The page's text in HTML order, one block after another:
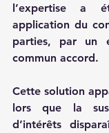
l’expertise a
application du
parties, par un
commun accord.
Cette solution
lors que la
d’intérêts